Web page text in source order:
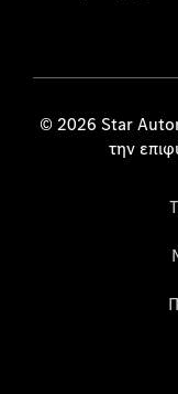
© 2026 Star
την